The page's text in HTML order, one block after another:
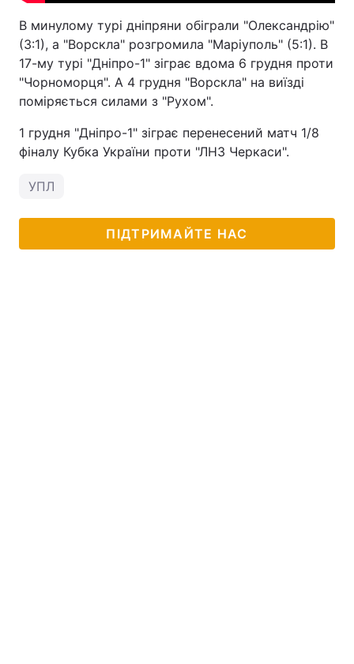
В минулому турі дніпряни обіграли "Олександрію"
(3:1), а "Ворскла" розгромила "Маріуполь" (5:1). В
17-му турі "Дніпро-1" зіграє вдома 6 грудня проти
"Чорноморця". А 4 грудня "Ворскла" на виїзді
поміряється силами з "Рухом".
1 грудня "Дніпро-1" зіграє перенесений матч 1/8
фіналу Кубка України проти "ЛНЗ Черкаси".
УПЛ
ПІДТРИМАЙТЕ НАС